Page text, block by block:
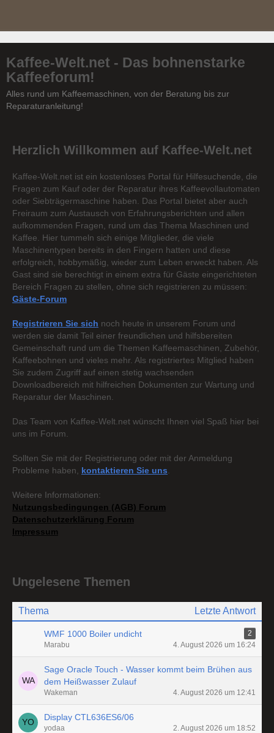
Kaffee-Welt.net - Das bohnenstarke
Kaffeeforum!
Alles rund um Kaffeemaschinen, von der Beratung bis zur
Reparaturanleitung!
Herzlich Willkommen auf Kaffee-Welt.net
Kaffee-Welt.net ist ein kostenloses Portal für Hilfesuchende, die
Fragen zum Kauf oder der Reparatur ihres Kaffeevollautomaten
oder Siebträgermaschine haben. Das Portal bietet aber auch
Freiraum zum Austausch von Erfahrungsberichten und allen
aufkommenden Fragen, rund um das Thema Maschinen und
Kaffee. Hier tummeln sich einige Mitglieder, die viele
Maschinentypen bereits in den Fingern hatten und diese
erfolgreich, hobbymäßig, wieder zum Leben erweckt haben. Als
Gast sind sie berechtigt in einem extra für Gäste eingerichteten
Bereich Fragen zu stellen, ohne sich registrieren zu müssen:
Gäste-Forum
Registrieren Sie sich noch heute in unserem Forum und
werden sie damit Teil einer freundlichen und hilfsbereiten
Gemeinschaft rund um die Themen Kaffeemaschinen, Zubehör,
Kaffeebohnen und vieles mehr. Als registriertes Mitglied haben
Sie zudem Zugriff auf einen stetig wachsenden
Downloadbereich mit hilfreichen Dokumenten zur Wartung und
Reparatur der Maschinen.
Das Team von Kaffee-Welt.net wünscht Ihnen viel Spaß hier bei
uns im Forum.
Sollten Sie mit der Registrierung oder mit der Anmeldung
Probleme haben, kontaktieren Sie uns
Weitere Informationen:
Nutzungsbedingungen (AGB) Forum
Datenschutzerklärung Forum
Impressum
Ungelesene Themen
Thema Letzte Antwort
WMF 1000 Boiler undicht
2
Marabu
4. August 2026 um 16:24
Sage Oracle Touch - Wasser kommt beim Brühen aus
dem Heißwasser Zulauf
Wakeman 4. August 2026 um 12:41
Display CTL636ES6/06
yodaa 2. August 2026 um 18:52